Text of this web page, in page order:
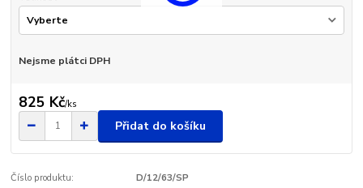
Nejsme plátci DPH
825 Kč/ks
Přidat do košíku
Číslo produktu: D/12/63/SP